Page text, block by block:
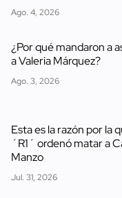
Ago. 4, 2026
¿Por qué mandaron a
a Valeria Márquez?
Ago. 3, 2026
Esta es la razón por la
´R1´ ordenó matar a
Manzo
Jul. 31, 2026